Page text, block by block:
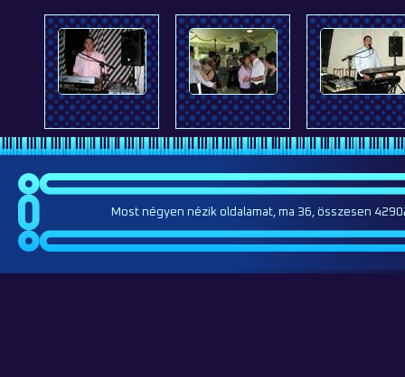
Most négyen nézik oldalamat, ma 36, összesen